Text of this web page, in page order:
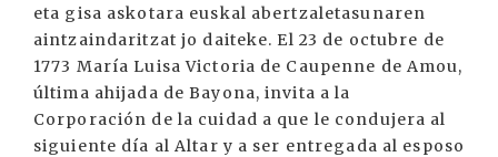
eta gisa askotara euskal abertzaletasunaren
aintzaindaritzat jo daiteke. El 23 de octubre de
1773 María Luisa Victoria de Caupenne de Amou,
última ahijada de Bayona, invita a la
Corporación de la cuidad a que le condujera al
siguiente día al Altar y a ser entregada al esposo